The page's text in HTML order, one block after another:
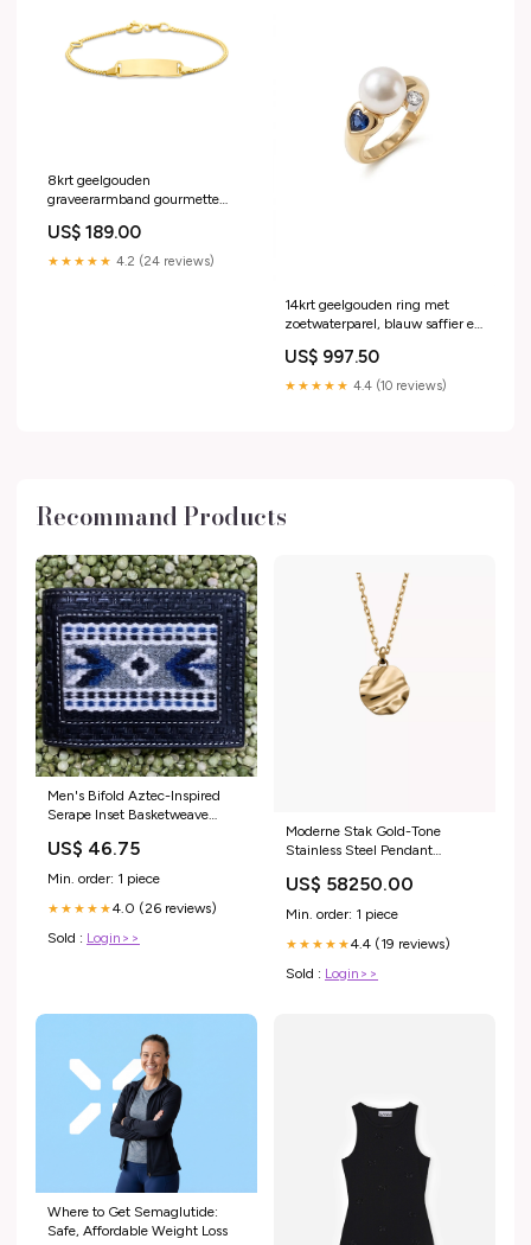
8krt geelgouden
graveerarmband gourmette
US$ 189.00
★★★★★ 4.2 (24 reviews)
14krt geelgouden ring met
zoetwaterparel, blauw saffier en
Oorknoppen
US$ 997.50
★★★★★ 4.4 (10 reviews)
Recommand Products
Men's Bifold Aztec-Inspired
Serape Inset Basketweave
US$ 46.75
Min. order: 1 piece
★★★★★4.0 (26 reviews)
Sold : Login>>
Moderne Stak Gold-Tone
Stainless Steel Pendant
page link. (0) SKJ1882710
Male Wallets
US$ 58250.00
Min. order: 1 piece
★★★★★4.4 (19 reviews)
Sold : Login>>
Where to Get Semaglutide:
Safe, Affordable Weight Loss